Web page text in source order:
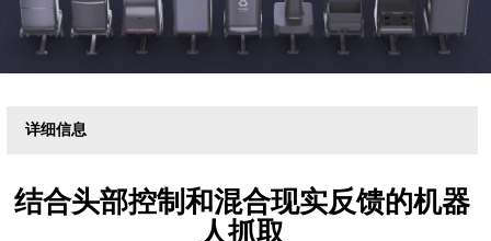
详细信息
结合头部控制和混合现实反馈的机器
人抓取